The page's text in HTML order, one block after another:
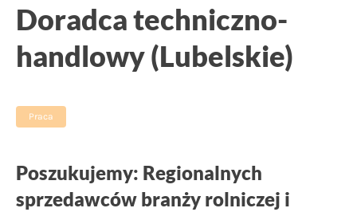
Doradca techniczno-
handlowy (Lubelskie)
Praca
Poszukujemy: Regionalnych
sprzedawców branży rolniczej i